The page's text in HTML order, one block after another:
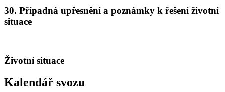
30. Případná upřesnění a poznámky k řešení životní
situace
Životní situace
Kalendář svozu